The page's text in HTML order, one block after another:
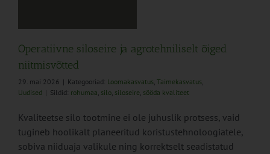
Operatiivne siloseire ja agrotehniliselt õiged
niitmisvõtted
29. mai 2026 | Kategooriad: Loomakasvatus, Taimekasvatus,
Uudised | Sildid: rohumaa, silo, siloseire, sööda kvaliteet
Kvaliteetse silo tootmine ei ole juhuslik protsess, vaid
tugineb hoolikalt planeeritud koristustehnoloogiatele,
sobiva niiduaja valikule ning korrektselt seadistatud